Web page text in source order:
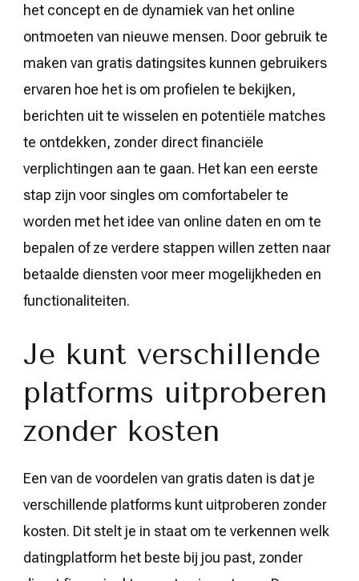
het concept en de dynamiek van het online
ontmoeten van nieuwe mensen. Door gebruik te
maken van gratis datingsites kunnen gebruikers
ervaren hoe het is om profielen te bekijken,
berichten uit te wisselen en potentiële matches
te ontdekken, zonder direct financiële
verplichtingen aan te gaan. Het kan een eerste
stap zijn voor singles om comfortabeler te
worden met het idee van online daten en om te
bepalen of ze verdere stappen willen zetten naar
betaalde diensten voor meer mogelijkheden en
functionaliteiten.
Je kunt verschillende
platforms uitproberen
zonder kosten
Een van de voordelen van gratis daten is dat je
verschillende platforms kunt uitproberen zonder
kosten. Dit stelt je in staat om te verkennen welk
datingplatform het beste bij jou past, zonder